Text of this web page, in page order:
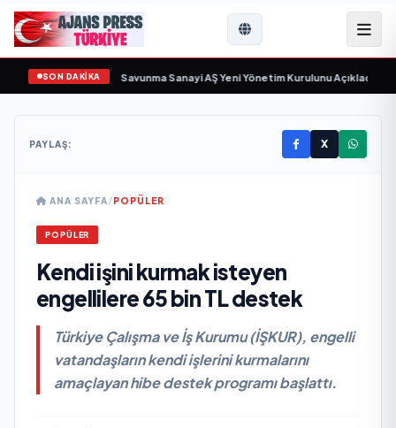
SON DAKİKA
sayıyor• Açıkgöz Savunma Sanayi AŞ Yeni Yönetim Kurulunu Açıkladı ve
PAYLAŞ: X
ANA SAYFA/POPÜLER
POPÜLER
Kendi işini kurmak isteyen
engellilere 65 bin TL destek
Türkiye Çalışma ve İş Kurumu (İŞKUR), engelli
vatandaşların kendi işlerini kurmalarını
amaçlayan hibe destek programı başlattı.